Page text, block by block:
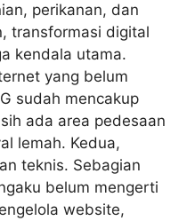
perikanan, dan
transformasi digital
kendala utama.
yang belum
sudah mencakup
ada area pedesaan
lemah. Kedua,
teknis. Sebagian
belum mengerti
website,